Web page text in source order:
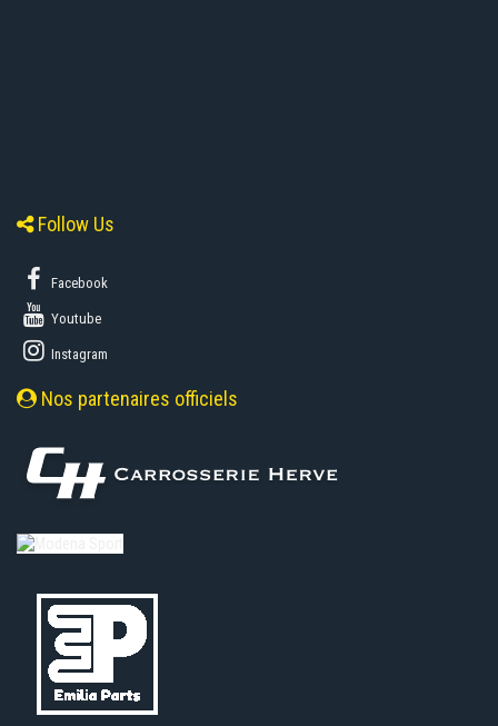
Follow Us
Facebook
Youtube
Instagram
Nos partenaires officiels